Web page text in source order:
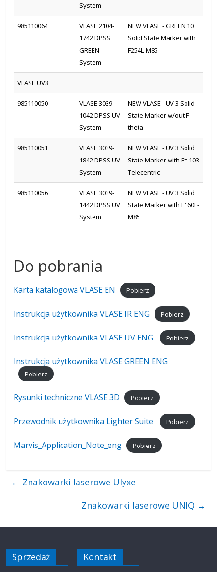
System
985110064
VLASE 2104-
1742 DPSS
GREEN
System
NEW VLASE - GREEN 10
Solid State Marker with
F254L-M85
VLASE UV3
985110050
VLASE 3039-
1042 DPSS UV
System
NEW VLASE - UV 3 Solid
State Marker w/out F-
theta
985110051
VLASE 3039-
1842 DPSS UV
System
NEW VLASE - UV 3 Solid
State Marker with F= 103
Telecentric
985110056
VLASE 3039-
1442 DPSS UV
System
NEW VLASE - UV 3 Solid
State Marker with F160L-
M85
Do pobrania
Karta katalogowa VLASE EN Pobierz
Instrukcja użytkownika VLASE IR ENG Pobierz
Instrukcja użytkownika VLASE UV ENG Pobierz
Instrukcja użytkownika VLASE GREEN ENG
Pobierz
Rysunki techniczne VLASE 3D Pobierz
Przewodnik użytkownika Lighter Suite Pobierz
Marvis_Application_Note_eng Pobierz
← Znakowarki laserowe Ulyxe
Znakowarki laserowe UNIQ →
Sprzedaż Kontakt